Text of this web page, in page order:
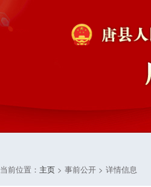
当前位置： 主页 > 事前公开 > 详情信息